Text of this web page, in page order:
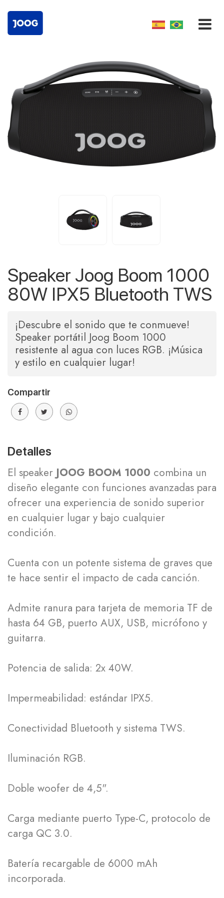
Speaker Joog Boom 1000
80W IPX5 Bluetooth TWS
¡Descubre el sonido que te conmueve!
Speaker portátil Joog Boom 1000
resistente al agua con luces RGB. ¡Música
y estilo en cualquier lugar!
Compartir
Detalles
El speaker JOOG BOOM 1000 combina un
diseño elegante con funciones avanzadas para
ofrecer una experiencia de sonido superior
en cualquier lugar y bajo cualquier
condición.
Cuenta con un potente sistema de graves que
te hace sentir el impacto de cada canción.
Admite ranura para tarjeta de memoria TF de
hasta 64 GB, puerto AUX, USB, micrófono y
guitarra.
Potencia de salida: 2x 40W.
Impermeabilidad: estándar IPX5.
Conectividad Bluetooth y sistema TWS.
Iluminación RGB.
Doble woofer de 4,5".
Carga mediante puerto Type-C, protocolo de
carga QC 3.0.
Batería recargable de 6000 mAh
incorporada.